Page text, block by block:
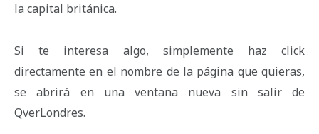
la capital británica.
Si te interesa algo, simplemente haz click
directamente en el nombre de la página que quieras,
se abrirá en una ventana nueva sin salir de
QverLondres.